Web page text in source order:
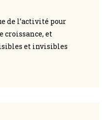
de l’activité pour
croissance, et
et invisibles